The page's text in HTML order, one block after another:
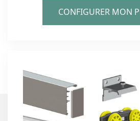
CONFIGURER MON